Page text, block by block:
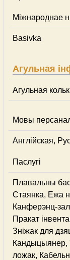
Міжнароднае
Basivka
Агульная
Агульная
Мовы
Англійская,
Паслугі
Плавальны
Стаянка, Ежа
Канферэнц-
Пракат
Зніжак для
Кандыцыянер,
ложак,